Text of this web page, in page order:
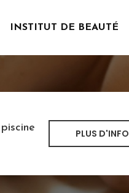
INSTITUT DE BEAUTÉ
PLUS D'INFO